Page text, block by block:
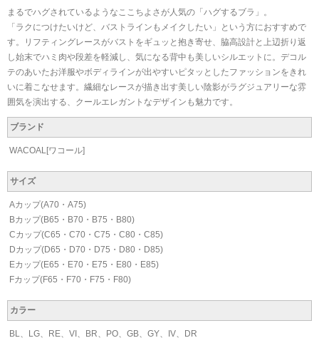
まるでハグされているようなここちよさが人気の「ハグするブラ」。
「ラクにつけたいけど、バストラインもメイクしたい」という方におすすめで
す。リフティングレースがバストをギュッと抱き寄せ、脇高設計と上辺折り返
し始末でハミ肉や段差を軽減し、気になる背中も美しいシルエットに。デコル
テのあいたお洋服やボディラインが出やすいピタッとしたファッションをきれ
いに着こなせます。繊細なレースが描き出す美しい陰影がラグジュアリーな雰
囲気を演出する、クールエレガントなデザインも魅力です。
ブランド
WACOAL[ワコール]
サイズ
Aカップ(A70・A75)
Bカップ(B65・B70・B75・B80)
Cカップ(C65・C70・C75・C80・C85)
Dカップ(D65・D70・D75・D80・D85)
Eカップ(E65・E70・E75・E80・E85)
Fカップ(F65・F70・F75・F80)
カラー
BL、LG、RE、VI、BR、PO、GB、GY、IV、DR